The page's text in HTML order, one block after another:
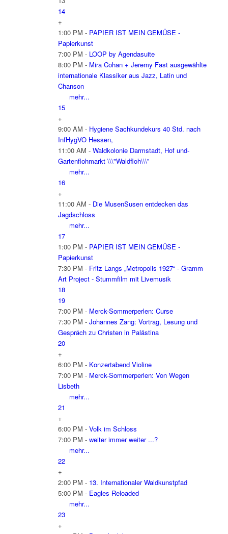
14
+
1:00 PM - PAPIER IST MEIN GEMÜSE -
Papierkunst
7:00 PM - LOOP by Agendasuite
8:00 PM - Mira Cohan + Jeremy Fast ausgewählte
internationale Klassiker aus Jazz, Latin und
Chanson
mehr...
15
+
9:00 AM - Hygiene Sachkundekurs 40 Std. nach
InfHygVO Hessen,
11:00 AM - Waldkolonie Darmstadt, Hof und-
Gartenflohmarkt \\\"Waldfloh\\\"
mehr...
16
+
11:00 AM - Die MusenSusen entdecken das
Jagdschloss
mehr...
17
1:00 PM - PAPIER IST MEIN GEMÜSE -
Papierkunst
7:30 PM - Fritz Langs „Metropolis 1927“ - Gramm
Art Project - Stummfilm mit Livemusik
18
19
7:00 PM - Merck-Sommerperlen: Curse
7:30 PM - Johannes Zang: Vortrag, Lesung und
Gespräch zu Christen in Palästina
20
+
6:00 PM - Konzertabend Violine
7:00 PM - Merck-Sommerperlen: Von Wegen
Lisbeth
mehr...
21
+
6:00 PM - Volk im Schloss
7:00 PM - weiter immer weiter ...?
mehr...
22
+
2:00 PM - 13. Internationaler Waldkunstpfad
5:00 PM - Eagles Reloaded
mehr...
23
+